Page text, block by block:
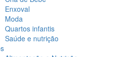
Enxoval
Moda
Quartos infantis
Saúde e nutrição